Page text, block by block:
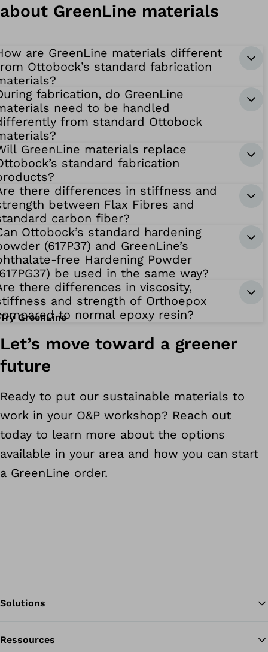
about GreenLine materials
are GreenLine materials different
Ottobock’s standard fabrication
fabrication, do GreenLine
need to be handled
from standard Ottobock
GreenLine materials replace
standard fabrication
there differences in stiffness and
between Flax Fibres and
carbon fiber?
Ottobock’s standard hardening
(617P37) and GreenLine’s
free Hardening Powder
be used in the same way?
there differences in viscosity,
and strength of Orthoepox
to normal epoxy resin?
Try GreenLine
Let’s move toward a greener
future
Ready to put our sustainable materials to
work in your O&P workshop? Reach out
today to learn more about the options
available in your area and how you can start
a GreenLine order.
Solutions
Ressources